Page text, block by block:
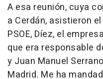
A esa reunión, cuya
a Cerdán, asistieron
PSOE, Díez, el
que era responsable
y Juan Manuel
Madrid. Me ha